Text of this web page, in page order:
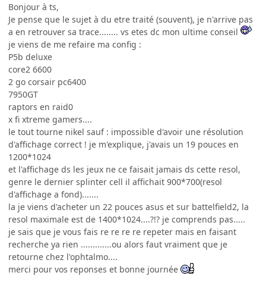
Bonjour à ts,
Je pense que le sujet à du etre traité (souvent), je n'arrive pas
a en retrouver sa trace........ vs etes dc mon ultime conseil
je viens de me refaire ma config :
P5b deluxe
core2 6600
2 go corsair pc6400
7950GT
raptors en raid0
x fi xtreme gamers....
le tout tourne nikel sauf : impossible d'avoir une résolution
d'affichage correct ! je m'explique, j'avais un 19 pouces en
1200*1024
et l'affichage ds les jeux ne ce faisait jamais ds cette resol,
genre le dernier splinter cell il affichait 900*700(resol
d'affichage a fond).......
la je viens d'acheter un 22 pouces asus et sur battelfield2, la
resol maximale est de 1400*1024....?!? je comprends pas.....
je sais que je vous fais re re re re repeter mais en faisant
recherche ya rien .............ou alors faut vraiment que je
retourne chez l'ophtalmo....
merci pour vos reponses et bonne journée